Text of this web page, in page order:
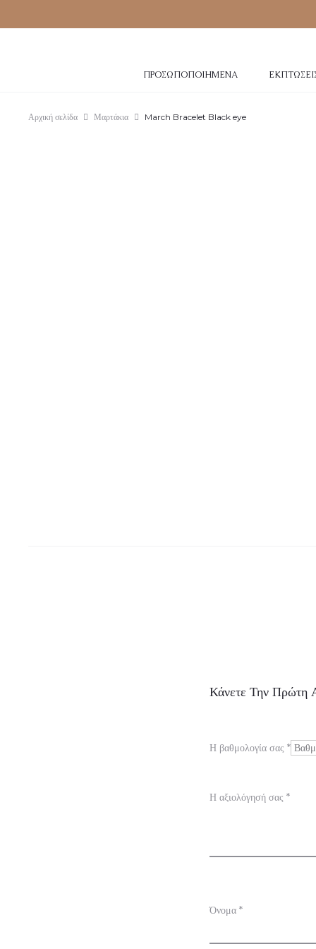
ΠΡΟΣΩΠΟΠΟΙΗΜΈΝΑ
Αρχική σελίδα Μαρτάκια March Bracelet Black eye
Α
ι
λ
ε
Κάνετε Την
Η βαθμολογία σας *
Η αξιολόγησή σας *
Όνομα *